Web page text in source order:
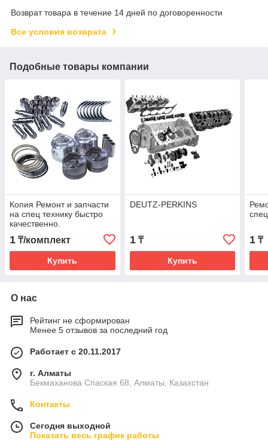
Возврат товара в течение 14 дней по договоренности
Все условия возврата
Подобные товары компании
Копия Ремонт и запчасти
на спец технику быстро
качественно.
1 ₸/комплект
Купить
DEUTZ-PERKINS
1₸
Купить
1 ₸
О нас
Рейтинг не сформирован
Менее 5 отзывов за последний год
Работает с 20.11.2017
г. Алматы
Бекмаханова Спаская 68, Алматы, Казахстан
Контакты
Сегодня выходной
Показать весь график работы